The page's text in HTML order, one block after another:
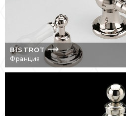
хау, отмеченное
видением,
НЕМНОГО
Из-за своего
Серж Волеватч
исключительный
BISTROT
Франция